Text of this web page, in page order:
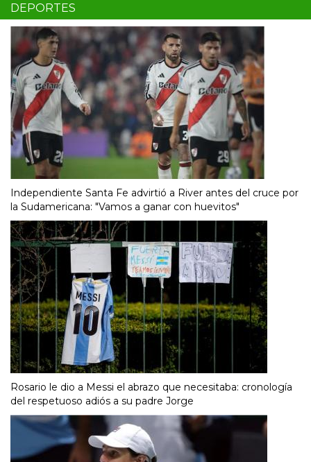
DEPORTES
Independiente Santa Fe advirtió a River antes del cruce por
la Sudamericana: "Vamos a ganar con huevitos"
Rosario le dio a Messi el abrazo que necesitaba: cronología
del respetuoso adiós a su padre Jorge